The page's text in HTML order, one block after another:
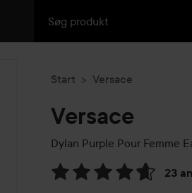
Start Versace
Versace
Dylan Purple Pour Femme
23
Gå til Anmeldelser &